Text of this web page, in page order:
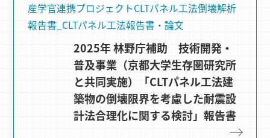
産学官連携プロジェクトCLTパネル⼯法倒壊解析
報告書_CLTパネル工法報告書・論文
2025年 林野庁補助 技術開発・
普及事業（京都大学生存圏研究所
と共同実施）「CLTパネル工法建
築物の倒壊限界を考慮した耐震設
計法合理化に関する検討」報告書